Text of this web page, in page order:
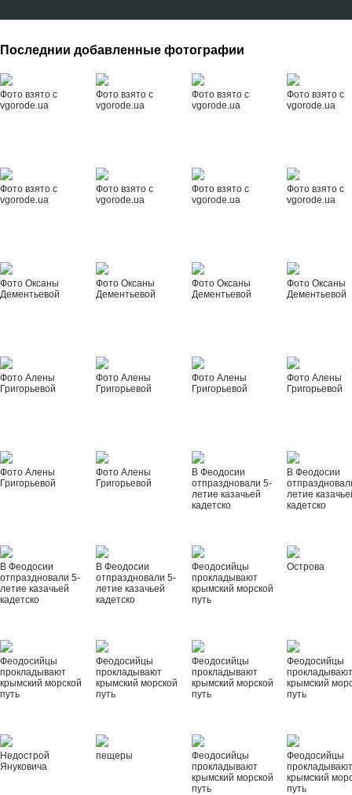
Последнии добавленные фотографии
Фото взято с
vgorode.ua
Фото взято с
vgorode.ua
Фото взято с
vgorode.ua
Фото взято с
vgorode.ua
Фото взято с
vgorode.ua
Фото взято с
vgorode.ua
Фото взято с
vgorode.ua
Фото взято с
vgorode.ua
Фото Оксаны
Дементьевой
Фото Оксаны
Дементьевой
Фото Оксаны
Дементьевой
Фото Оксаны
Дементьевой
Фото Алены
Григорьевой
Фото Алены
Григорьевой
Фото Алены
Григорьевой
Фото Алены
Григорьевой
Фото Алены
Григорьевой
Фото Алены
Григорьевой
В Феодосии
отпраздновали 5-
летие казачьей
кадетско
В Феодосии
летие
кадетско
В Феодосии
отпраздновали 5-
летие казачьей
кадетско
В Феодосии
отпраздновали 5-
летие казачьей
кадетско
Феодосийцы
прокладывают
крымский морской
путь
Острова
Феодосийцы
прокладывают
крымский морской
путь
Феодосийцы
прокладывают
крымский морской
путь
Феодосийцы
прокладывают
крымский морской
путь
Феодосийцы
крымский
путь
Недострой
Януковича
пещеры
Феодосийцы
прокладывают
крымский морской
путь
Феодосийцы
крымский
путь